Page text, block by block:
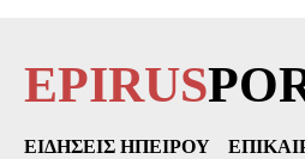
EPIRUS
ΕΙΔΉΣΕΙΣ ΗΠΕΊΡΟΥ